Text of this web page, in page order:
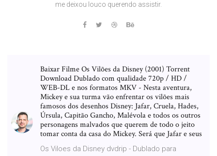
me deixou louco querendo assistir.
Baixar Filme Os Vilões da Disney (2001) Torrent
Download Dublado com qualidade 720p / HD /
WEB-DL e nos formatos MKV - Nesta aventura,
Mickey e sua turma vão enfrentar os vilões mais
famosos dos desenhos Disney: Jafar, Cruela, Hades,
Úrsula, Capitão Gancho, Malévola e todos os outros
personagens malvados que querem de todo o jeito
tomar conta da casa do Mickey. Será que Jafar e seus
Os Viloes da Disney dvdrip - Dublado para